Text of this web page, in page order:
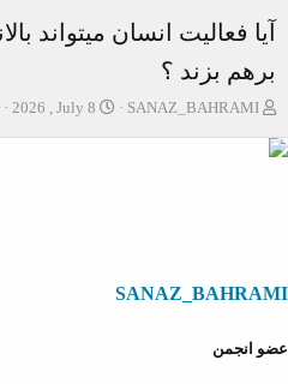
آیا فعالیت انسان میتواند
برهم بزند ؟
ش
ه
و
SANAZ_BAHRAMI
ت2026 , July 8
SANAZ_BAHRAMI
عضو انجمن